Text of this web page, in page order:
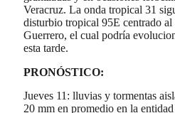
Veracruz. La onda tropical 31
disturbio tropical 95E centrado
Guerrero, el cual podría
esta tarde.
PRONÓSTICO:
Jueves 11: lluvias y tormentas
20 mm en promedio en la